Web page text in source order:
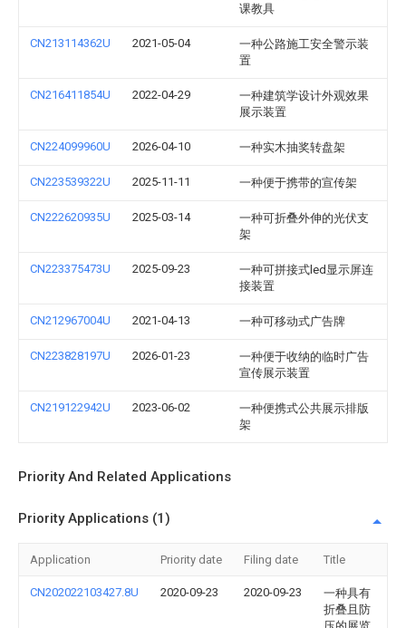
课教具
CN213114362U 2021-05-04
一种公路施工安全警示装
置
CN216411854U 2022-04-29
一种建筑学设计外观效果
展示装置
CN224099960U 2026-04-10 一种实木抽奖转盘架
CN223539322U 2025-11-11 一种便于携带的宣传架
CN222620935U 2025-03-14
一种可折叠外伸的光伏支
架
CN223375473U 2025-09-23
一种可拼接式led显示屏连
接装置
CN212967004U 2021-04-13 一种可移动式广告牌
CN223828197U 2026-01-23
一种便于收纳的临时广告
宣传展示装置
CN219122942U 2023-06-02
一种便携式公共展示排版
架
Priority And Related Applications
Priority Applications (1)
Application Priority date Filing date Title
CN202022103427.8U 2020-09-23 2020-09-23
一种具有
折叠且防